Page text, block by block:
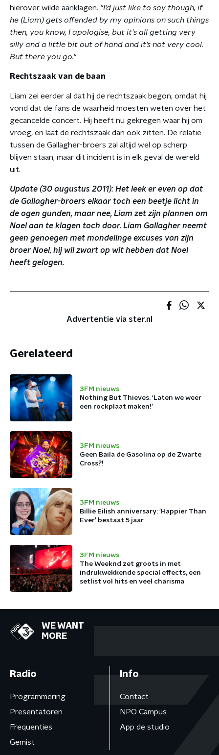
hierover wilde aanklagen. "I'd just like to say though, if
he (Liam) gets offended by my opinions on such things
then, you know, I apologise, but it's all getting very
silly and a little bit out of hand and it’s not very cool.
But there you go."
Rechtszaak van de baan
Liam zei eerder al dat hij de rechtszaak begon, omdat hij
vond dat de fans de waarheid moesten weten over het
gecancelde concert. Hij heeft nu gekregen waar hij om
vroeg, en laat de rechtszaak dan ook zitten. De relatie
tussen de Gallagher-broers zal altijd wel op scherp
blijven staan, maar dit incident is in elk geval de wereld
uit.
Update (30 augustus 2011): Het leek er even op dat
de Gallagher-broers elkaar toch een beetje licht in
de ogen gunden, maar nee, Liam zet zijn plannen om
Noel aan te klagen toch door. Liam Gallagher neemt
geen genoegen met mondelinge excuses van zijn
broer Noel, hij wil zwart op wit hebben dat Noel
heeft gelogen.
Advertentie via ster.nl
Gerelateerd
3FM nieuws
Nothing But Thieves: ‘Laten we weer
een rockplaat maken!’
3FM nieuws
Geen Baila de Gasolina op de Zwarte
Cross?!
3FM nieuws
Billie Eilish anniversary: 'Happier Than
Ever' bestaat 5 jaar
3FM nieuws
The Weeknd zet groots in met
indrukwekkende special effects, een
setlist vol hits en veel charisma
WE WANT
MORE
Radio
Programmering
Presentatoren
Frequenties
Gemist
Info
Contact
NPO Campus
App de studio